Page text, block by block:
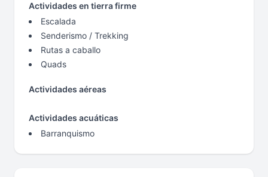
Actividades en tierra firme
Escalada
Senderismo / Trekking
Rutas a caballo
Quads
Actividades aéreas
Actividades acuáticas
Barranquismo